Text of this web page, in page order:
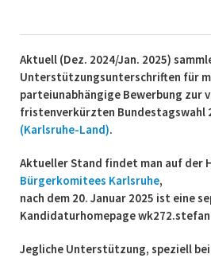
Aktuell (Dez. 2024/Jan. 2025)
Unterstützungsunterschriften für
parteiunabhängige Bewerbung zur
fristenverkürzten Bundestagswahl
(Karlsruhe-Land).
Aktueller Stand findet man auf der
Bürgerkomitees Karlsruhe,
nach dem 20. Januar 2025 ist eine
Kandidaturhomepage
Jegliche Unterstützung, speziell